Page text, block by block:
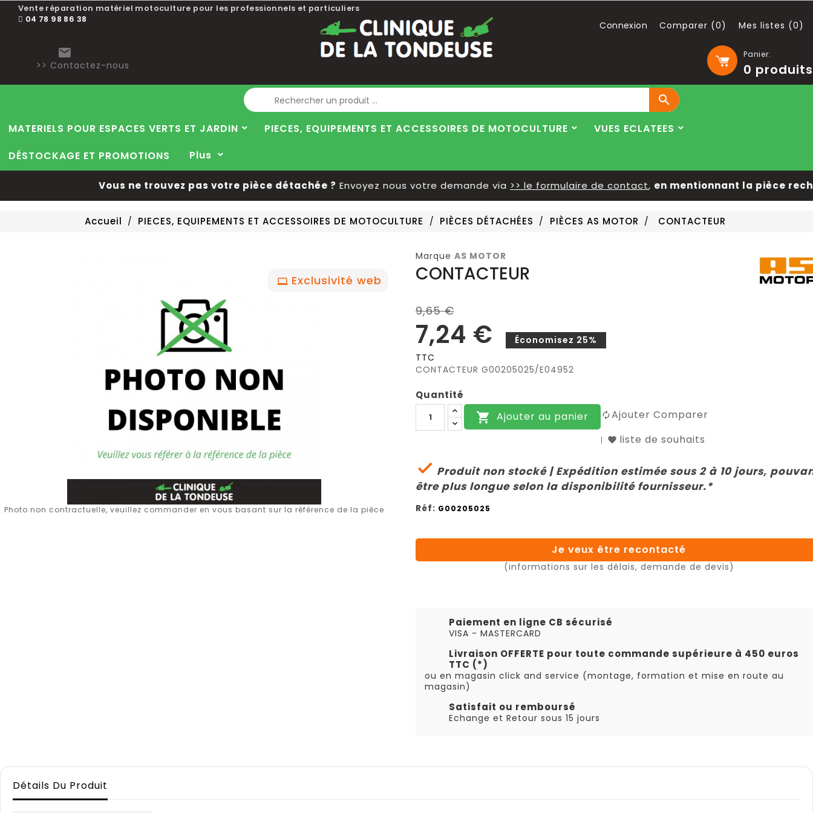
Vente réparation matériel motoculture pour les professionnels et particuliers
04 78 98 86 38
Panier:
0 produits

>> Contactez-nous
Connexion Comparer (0) Mes listes (0)
Blog

MATERIELS POUR ESPACES VERTS ET JARDIN PIECES, EQUIPEMENTS ET ACCESSOIRES DE MOTOCULTURE
VUES ECLATEES
DÉSTOCKAGE ET PROMOTIONS
Plus
Vous ne trouvez pas votre pièce détachée ?Envoyez nous votre demande via>> le formulaire de contact,en mentionnant la pièce
Accueil PIECES, EQUIPEMENTS ET ACCESSOIRES DE MOTOCULTURE PIÈCES DÉTACHÉES PIÈCES AS MOTOR CONTACTEUR
Exclusivité web
Photo non contractuelle, veuillez commander en vous basant sur la référence de la pièce
Marque AS MOTOR
CONTACTEUR
9,65 €
7,24 €
Économisez 25%
TTC
CONTACTEUR G00205025/E04952
Quantité
 Ajouter au panier
Ajouter Comparer
liste de souhaits
 Produit non stocké | Expédition estimée sous 2 à 10 jours,
être plus longue selon la disponibilité fournisseur.*
Réf: G00205025
Je veux être recontacté
(informations sur les délais, demande de devis)
Paiement en ligne CB sécurisé
VISA - MASTERCARD
Livraison OFFERTE pour toute commande supérieure à 450 euros
TTC (*)
ou en magasin click and service (montage, formation et mise en route au
magasin)
Satisfait ou remboursé
Echange et Retour sous 15 jours
Détails Du Produit